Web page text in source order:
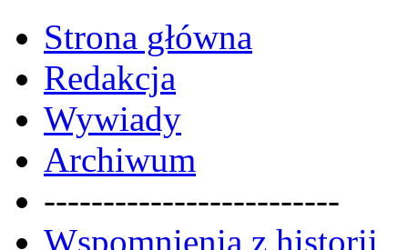
Strona główna
Redakcja
Wywiady
Archiwum
-------------------------
Wspomnienia z historii